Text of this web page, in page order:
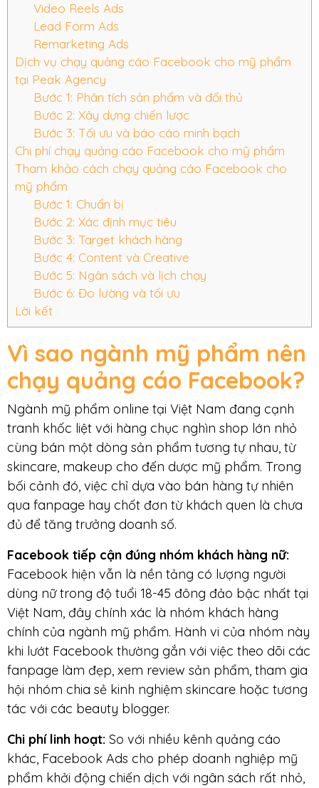
Video Reels Ads
Lead Form Ads
Remarketing Ads
Dịch vụ chạy quảng cáo Facebook cho mỹ phẩm
tại Peak Agency
Bước 1: Phân tích sản phẩm và đối thủ
Bước 2: Xây dựng chiến lược
Bước 3: Tối ưu và báo cáo minh bạch
Chi phí chạy quảng cáo Facebook cho mỹ phẩm
Tham khảo cách chạy quảng cáo Facebook cho
mỹ phẩm
Bước 1: Chuẩn bị
Bước 2: Xác định mục tiêu
Bước 3: Target khách hàng
Bước 4: Content và Creative
Bước 5: Ngân sách và lịch chạy
Bước 6: Đo lường và tối ưu
Lời kết
Vì sao ngành mỹ phẩm nên
chạy quảng cáo Facebook?
Ngành mỹ phẩm online tại Việt Nam đang cạnh
tranh khốc liệt với hàng chục nghìn shop lớn nhỏ
cùng bán một dòng sản phẩm tương tự nhau, từ
skincare, makeup cho đến dược mỹ phẩm. Trong
bối cảnh đó, việc chỉ dựa vào bán hàng tự nhiên
qua fanpage hay chốt đơn từ khách quen là chưa
đủ để tăng trưởng doanh số.
Facebook tiếp cận đúng nhóm khách hàng nữ:
Facebook hiện vẫn là nền tảng có lượng người
dùng nữ trong độ tuổi 18-45 đông đảo bậc nhất tại
Việt Nam, đây chính xác là nhóm khách hàng
chính của ngành mỹ phẩm. Hành vi của nhóm này
khi lướt Facebook thường gắn với việc theo dõi các
fanpage làm đẹp, xem review sản phẩm, tham gia
hội nhóm chia sẻ kinh nghiệm skincare hoặc tương
tác với các beauty blogger.
Chi phí linh hoạt: So với nhiều kênh quảng cáo
khác, Facebook Ads cho phép doanh nghiệp mỹ
phẩm khởi động chiến dịch với ngân sách rất nhỏ,